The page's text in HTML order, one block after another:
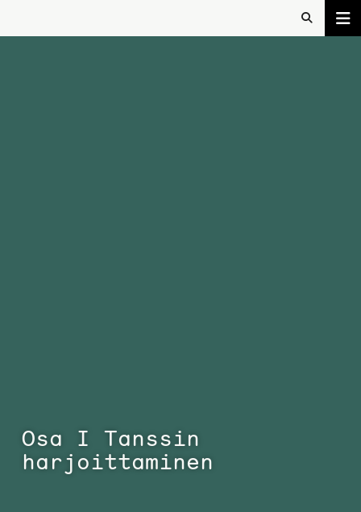
Osa I Tanssin
harjoittaminen